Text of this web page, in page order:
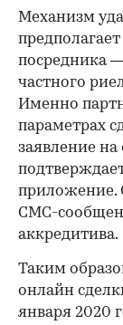
Механизм
посредника
частного
Именно
параметрах
заявление
приложение.
СМС-
аккредитива.
Таким
онлайн
января 2020